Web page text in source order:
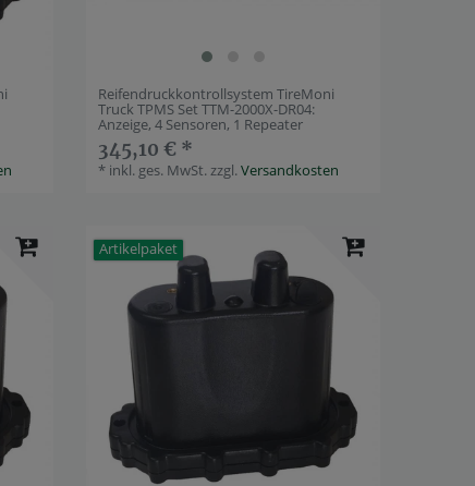
Reifendruckkontrollsystem TireMoni
Truck TPMS Set TTM-2000X-DR04:
Anzeige, 4 Sensoren, 1 Repeater
345,10 € *
* inkl. ges. MwSt.zzgl.Versandkosten
Artikelpaket